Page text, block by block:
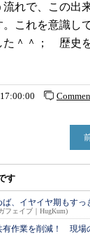
れで、この出
これを意識し
た＾＾； 歴史
す
ば、イヤイヤ期もす
フェイブ｜HugKum)
有作業を削減！ 現場